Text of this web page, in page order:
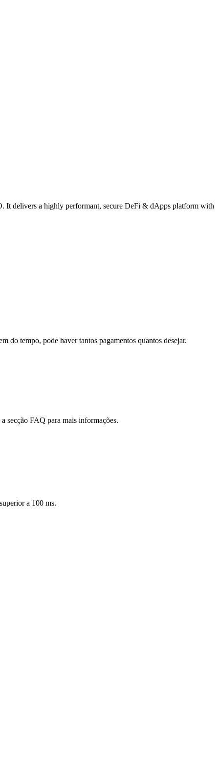
It delivers a highly performant, secure DeFi & dApps platform with
do tempo, pode haver tantos pagamentos quantos desejar.
secção FAQ para mais informações.
a 100 ms.